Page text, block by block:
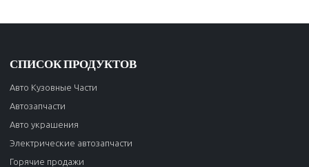
СПИСОК ПРОДУКТОВ
Авто Кузовные Части
Автозапчасти
Авто украшения
Электрические автозапчасти
Горячие продажи